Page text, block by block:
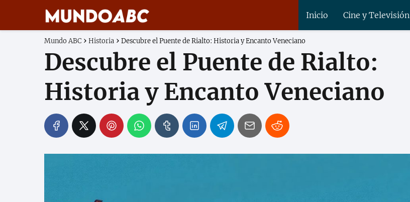
Inicio Cine y Televisión
Mundo ABC Historia Descubre el Puente de Rialto: Historia y Encanto Veneciano
Descubre el Puente de Rialto:
Historia y Encanto Veneciano